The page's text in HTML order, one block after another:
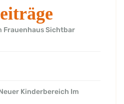
Frauenhaus Sichtbar
Kinderbereich Im